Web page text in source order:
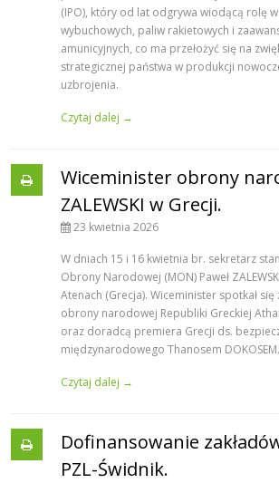
(IPO), który od lat odgrywa wiodącą rolę
wybuchowych, paliw rakietowych i
amunicyjnych, co ma przełożyć się na
strategicznej państwa w produkcji
uzbrojenia.
Czytaj dalej →
Wiceminister obrony
ZALEWSKI w Grecji.
23 kwietnia 2026
W dniach 15 i 16 kwietnia br. sekretarz
Obrony Narodowej (MON) Paweł
Atenach (Grecja). Wiceminister spotkał
obrony narodowej Republiki Greckiej
oraz doradcą premiera Grecji ds.
międzynarodowego Thanosem DOKOSEM.
Czytaj dalej →
Dofinansowanie
PZL-Świdnik.